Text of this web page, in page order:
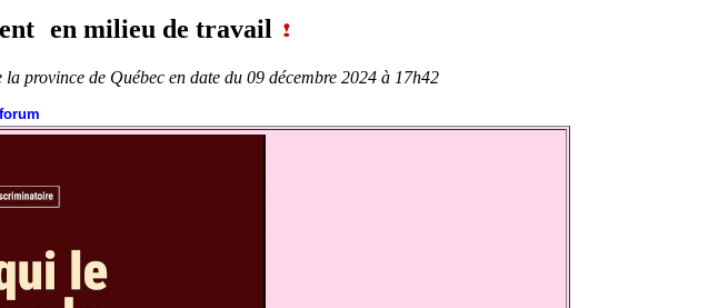
en milieu de travail
province de Québec en date du 09 décembre 2024 à 17h42